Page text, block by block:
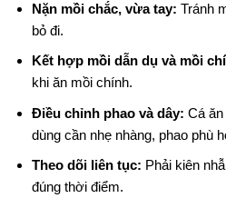
Nặn mồi chắc, vừa tay: Tránh
bỏ đi.
Kết hợp mồi dẫn dụ và mồi
khi ăn mồi chính.
Điều chỉnh phao và dây: Cá
dùng cần nhẹ nhàng, phao phù
Theo dõi liên tục: Phải kiên
đúng thời điểm.